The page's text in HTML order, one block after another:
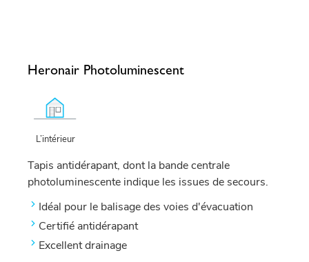
Heronair Photoluminescent
L’intérieur
Tapis antidérapant, dont la bande centrale
photoluminescente indique les issues de secours.
Idéal pour le balisage des voies d'évacuation
Certifié antidérapant
Excellent drainage